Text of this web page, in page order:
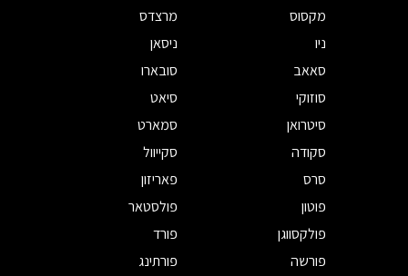
מקסוס
מרצדס
ניו
ניסאן
סאאב
סובארו
סוזוקי
סיאט
סיטרואן
סמארט
סקודה
סקייוול
סרס
פאריזון
פוטון
פולסטאר
פולקסווגן
פורד
פורשה
פורתינג